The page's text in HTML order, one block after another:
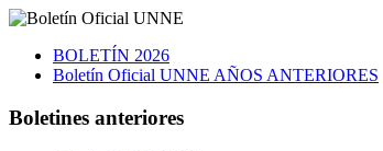
BOLETÍN 2026
Boletín Oficial UNNE AÑOS ANTERIORES
Boletines anteriores